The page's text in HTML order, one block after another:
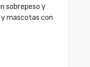
sobrepeso y
mascotas con